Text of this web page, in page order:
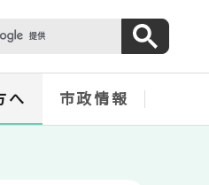
へ 市政情報